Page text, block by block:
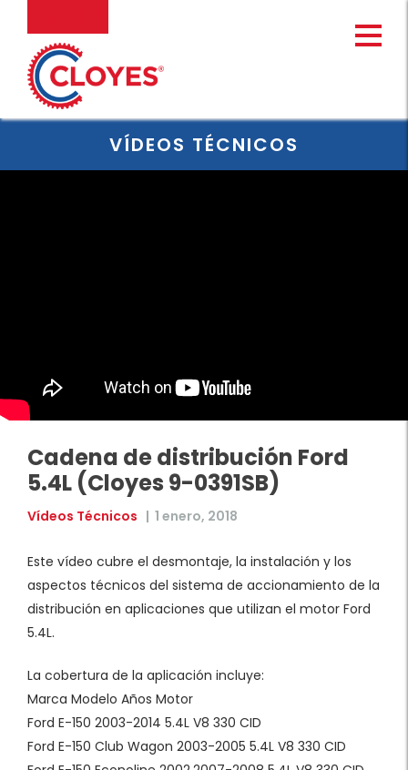
contenido
VÍDEOS TÉCNICOS
Cadena de distribución Ford
5.4L (Cloyes 9-0391SB)
Vídeos Técnicos | 1 enero, 2018
Este vídeo cubre el desmontaje, la instalación y los
aspectos técnicos del sistema de accionamiento de la
distribución en aplicaciones que utilizan el motor Ford
5.4L.
La cobertura de la aplicación incluye:
Marca Modelo Años Motor
Ford E-150 2003-2014 5.4L V8 330 CID
Ford E-150 Club Wagon 2003-2005 5.4L V8 330 CID